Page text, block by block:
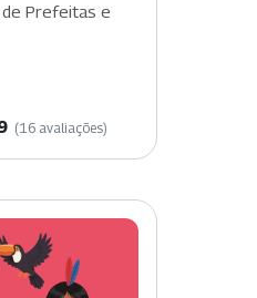
Prefeitas e
(16 avaliações)